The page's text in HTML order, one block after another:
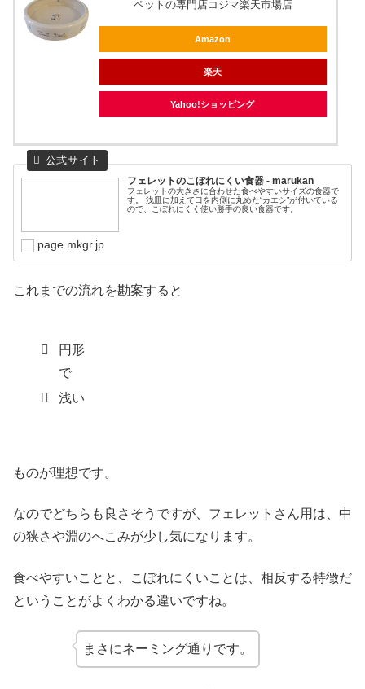
ペットの専門店コジマ楽天市場店
Amazon
楽天
Yahoo!ショッピング
フェレットのこぼれにくい食器 - marukan
フェレットの大きさに合わせた食べやすいサイズの食器で
す。 浅皿に加えて口を内側に丸めた“カエシ”が付いている
ので、こぼれにくく使い勝手の良い食器です。
page.mkgr.jp
これまでの流れを勘案すると
円形
で
浅い
ものが理想です。
なのでどちらも良さそうですが、フェレットさん用は、中
の狭さや淵のへこみが少し気になります。
食べやすいことと、こぼれにくいことは、相反する特徴だ
ということがよくわかる違いですね。
まさにネーミング通りです。